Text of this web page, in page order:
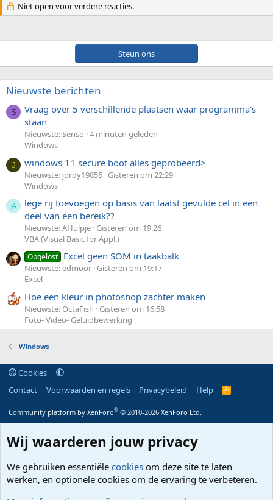
Niet open voor verdere reacties.
Steun ons
Nieuwste berichten
S
Vraag over 5 verschillende plaatsen waar programma's
staan
Nieuwste: Senso 4 minuten geleden
Windows
J windows 11 secure boot alles geprobeerd>
Nieuwste: jordy19855 Gisteren om 22:29
Windows
A
lege rij toevoegen op basis van laatst gevulde cel in een
deel van een bereik??
Nieuwste: AHulpje Gisteren om 19:26
VBA (Visual Basic for Appl.)
Opgelost Excel geen SOM in taakbalk
Nieuwste: edmoor Gisteren om 19:17
Excel
Hoe een kleur in photoshop zachter maken
Nieuwste: OctaFish
Gisteren om 16:58
Foto- Video- Geluidbewerking
Windows
Cookies
Contact
Voorwaarden en regels Privacybeleid Help
R
S
Community platform by XenForo® © 2010-2026 XenForo Ltd.
Wij waarderen jouw privacy
We gebruiken essentiële cookies om deze site te laten
werken, en optionele cookies om de ervaring te verbeteren.